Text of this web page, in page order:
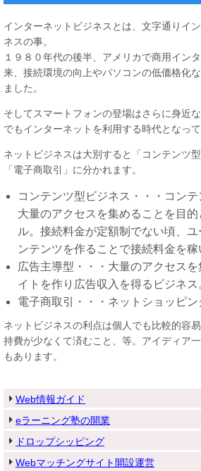
インターネットビジネスとは、文字通りイ
ネスの事。
１９８０年代の後半、アメリカで商用イン
来、接続環境の向上やパソコンの低価格化
ました。
そしてスマートフォンの登場はさらに身近
でもインターネットを利用する時代となって
ネットビジネスは大別すると「コンテンツ
「電子商取引」に分かれます。
コンテンツ型ビジネス・・・コン
大量のアクセスを集めることを目
ル。接続料金が定額制でない頃、
ンテンツを作ることで接続料金を稼
広告主導型・・・大量のアクセス
イトを作り広告収入を得るビジネス
電子商取引・・・ネットショッピン
ネットビジネスの利点は個人でも比較的容
持費が少なくて済むこと、等。アイディア
もあります。
Web情報ガイド
eラーニング塾の開業
ドロップシッピング
Webマッチングサイト開設運営